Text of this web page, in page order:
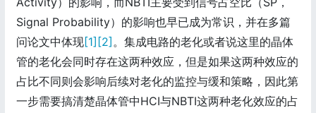
Signal Probability）的影响也早已成为常识，并在多篇
问论文中体现[1] [2] 。集成电路的老化或者说这里的晶体
管的老化会同时存在这两种效应，但是如果这两种效应的
占比不同则会影响后续对老化的监控与缓和策略，因此第
一步需要搞清楚晶体管中HCI与NBTI这两种老化效应的占